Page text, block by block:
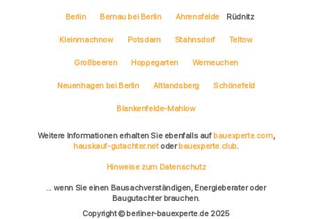
Berlin Bernau bei Berlin Ahrensfelde Rüdnitz
Kleinmachnow Potsdam Stahnsdorf Teltow
Großbeeren Hoppegarten Werneuchen
Neuenhagen bei Berlin Altlandsberg Schönefeld
Blankenfelde-Mahlow
Weitere Informationen erhalten Sie ebenfalls auf bauexperte.com,
hauskauf-gutachter.netoderbauexperte.club.
Hinweise zum Datenschutz
... wenn Sie einen Bausachverständigen, Energieberater oder
Baugutachter brauchen.
Copyright © berliner-bauexperte.de 2025